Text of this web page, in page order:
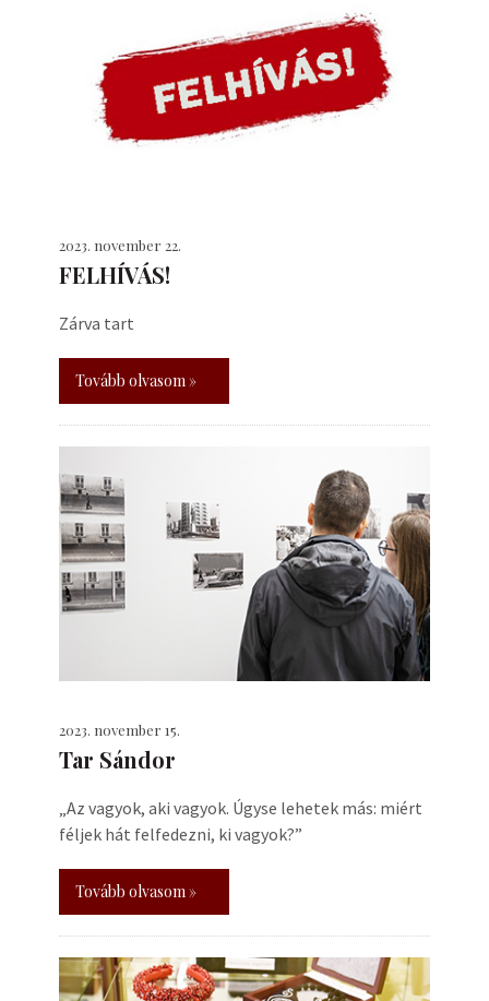
2023. november 22.
FELHÍVÁS!
Zárva tart
Tovább olvasom »
2023. november 15.
Tar Sándor
„Az vagyok, aki vagyok. Úgyse lehetek más: miért
féljek hát felfedezni, ki vagyok?”
Tovább olvasom »